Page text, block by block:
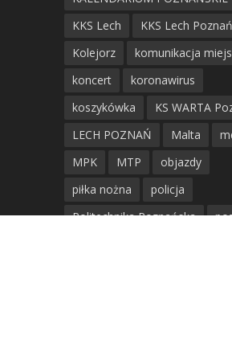
KKS Lech
KKS Lech Poznań
Kolejorz
komunikacja
koncert
koronawirus
koszykówka
KS WARTA
LECH POZNAŃ
Malta
MPK
MTP
objazdy
piłka nożna
policja
Politechnika Poznańska